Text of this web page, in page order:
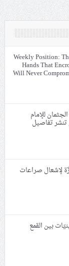
Weekly Position:
Hands That
Will Never
للإمام
تفاصيل
لإشعال صراعات
بين القمع